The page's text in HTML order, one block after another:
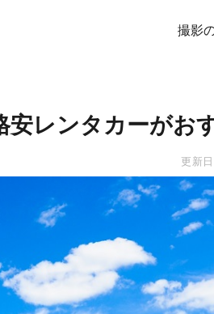
撮影
レンタカーがお
更新日